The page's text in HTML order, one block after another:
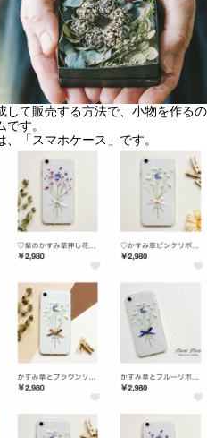
して販売する方法で、小物を作るの
す。
「スマホケース」です。